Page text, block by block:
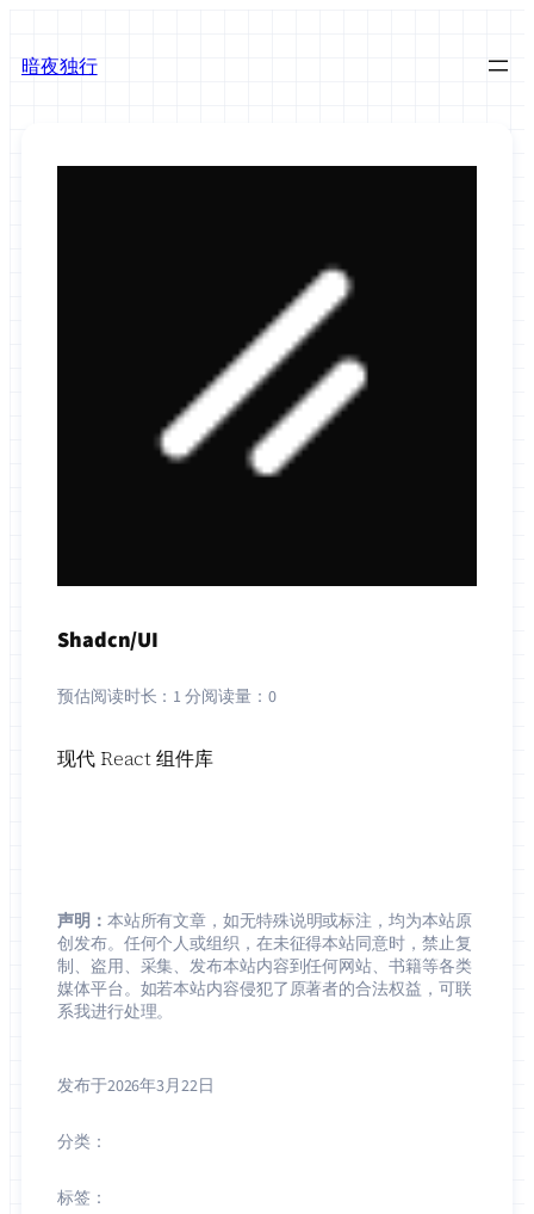
内
暗夜独行
Shadcn/UI
预估阅读时长： 1 分阅读量： 0
现代 React 组件库
声明： 本站所有文章，如无特殊说明或标注，均为本站原
创发布。任何个人或组织，在未征得本站同意时，禁止复
制、盗用、采集、发布本站内容到任何网站、书籍等各类
媒体平台。如若本站内容侵犯了原著者的合法权益，可联
系我进行处理。
发布于2026年3月22日
分类：
标签：